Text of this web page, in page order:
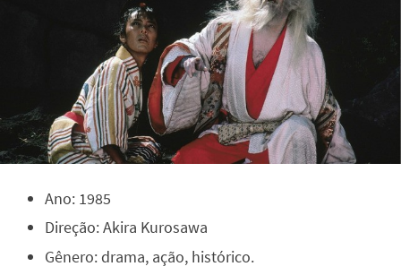
Ano: 1985
Direção: Akira Kurosawa
Gênero: drama, ação, histórico.